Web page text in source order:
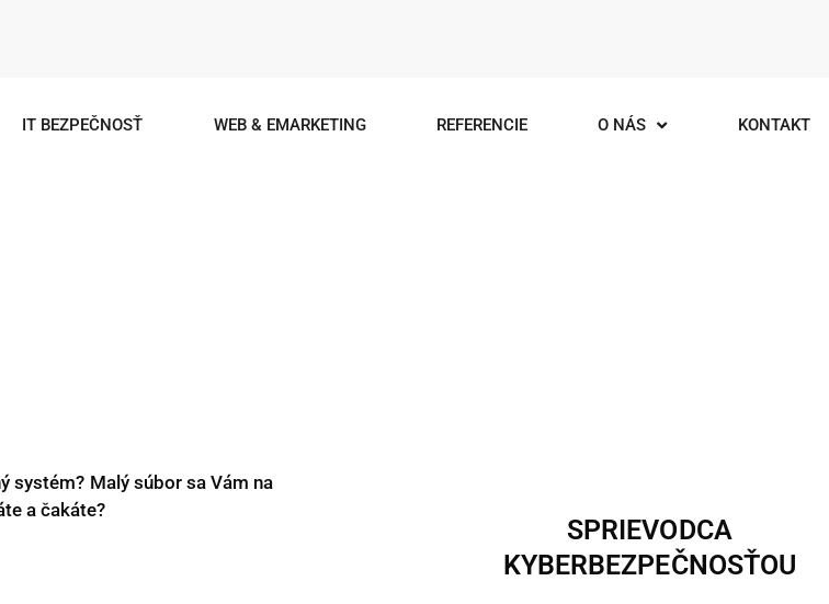
IT BEZPEČNOSŤ WEB & EMARKETING REFERENCIE O NÁS KONTAKT
systém? Malý súbor sa Vám na
a čakáte?
SPRIEVODCA
KYBERBEZPEČNOSŤOU